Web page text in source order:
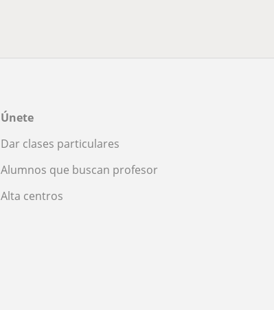
Únete
Dar clases particulares
Alumnos que buscan profesor
Alta centros